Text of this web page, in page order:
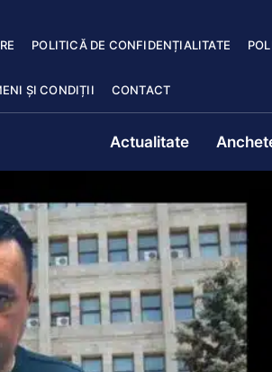
POLITICĂ DE CONFIDENȚIALITATE
ȘI CONDIȚII CONTACT
Actualitate